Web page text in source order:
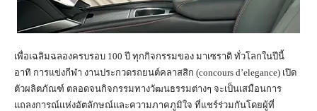
เพื่อเฉลิมฉลองครบรอบ 100 ปี ทุกกิจกรรมของ มาเซราติ ทั่วโลกในปีนี้
อาทิ การแข่งกีฬา งานประกวดรถยนต์คลาสสิก (concours d’elegance) เปิด
ตัวผลิตภัณฑ์ ตลอดจนกิจกรรมทางวัฒนธรรมต่างๆ จะเป็นเสมือนการ
แถลงการณ์แห่งอัตลักษณ์และความภาคภูมิใจ ที่แชร์ร่วมกันโดยผู้ที่